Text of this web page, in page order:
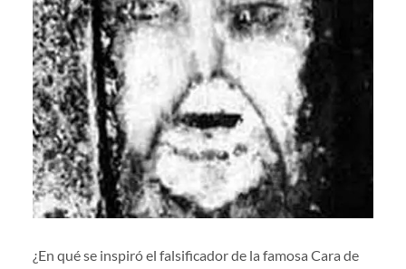
¿En qué se inspiró el falsificador de la famosa Cara de